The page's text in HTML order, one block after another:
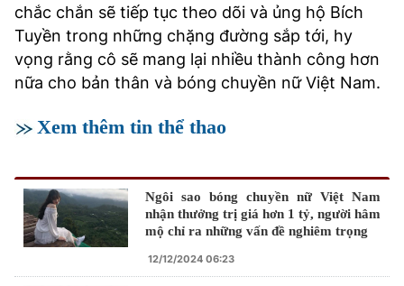
chắc chắn sẽ tiếp tục theo dõi và ủng hộ Bích
Tuyền trong những chặng đường sắp tới, hy
vọng rằng cô sẽ mang lại nhiều thành công hơn
nữa cho bản thân và bóng chuyền nữ Việt Nam.
Xem thêm tin thể thao
Ngôi sao bóng chuyền nữ Việt Nam
nhận thưởng trị giá hơn 1 tỷ, người hâm
mộ chỉ ra những vấn đề nghiêm trọng
12/12/2024 06:23